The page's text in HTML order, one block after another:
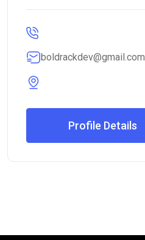
boldrackdev@gmail.com
Profile Details